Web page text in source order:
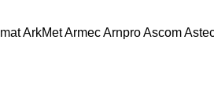
ArkMetArmecArnproAscom